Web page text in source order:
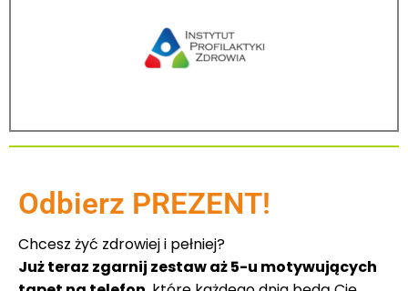
Odbierz PREZENT!
Chcesz żyć zdrowiej i pełniej?
Już teraz zgarnij zestaw aż 5-u motywujących